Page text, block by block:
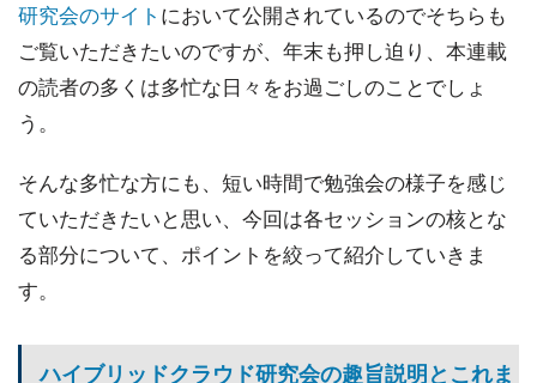
研究会のサイト において公開されているのでそちらも
ご覧いただきたいのですが、年末も押し迫り、本連載
の読者の多くは多忙な日々をお過ごしのことでしょ
う。
そんな多忙な方にも、短い時間で勉強会の様子を感じ
ていただきたいと思い、今回は各セッションの核とな
る部分について、ポイントを絞って紹介していきま
す。
ハイブリッドクラウド研究会の趣旨説明とこれま